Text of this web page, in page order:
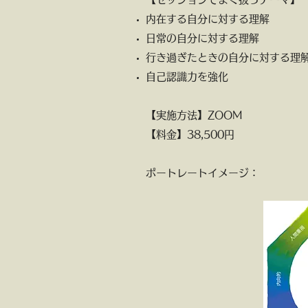
内在する自分に対する理解
日常の自分に対する理解
行き過ぎたときの自分に対する理
自己認識力を強化
【実施方法】ZOOM
【料金】38,500円
ポートレートイメージ：